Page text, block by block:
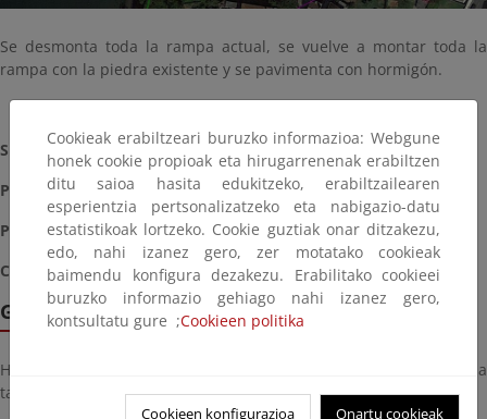
Se desmonta toda la rampa actual, se vuelve a montar toda la
rampa con la piedra existente y se pavimenta con hormigón.
Situación:Terminada (Julio 2016)
Plazo
: 10 días
Presupuesto: 30.000,00 €
Coordenadas ETRS89: 531.794,95 ; 4.682.781,18 (Huso 29)
Galería de imágenes
Haga click sobre la imagen para ver la galería del proyecto a
tamaño completo:
Cookieak erabiltzeari buruzko informazioa: Webgune
honek cookie propioak eta hirugarrenenak erabiltzen
ditu saioa hasita edukitzeko, erabiltzailearen
esperientzia pertsonalizatzeko eta nabigazio-datu
estatistikoak lortzeko. Cookie guztiak onar ditzakezu,
edo, nahi izanez gero, zer motatako cookieak
baimendu konfigura dezakezu. Erabilitako cookieei
buruzko informazio gehiago nahi izanez gero,
kontsultatu gure ;Cookieen politika
Cookieen konfigurazioa Onartu cookieak